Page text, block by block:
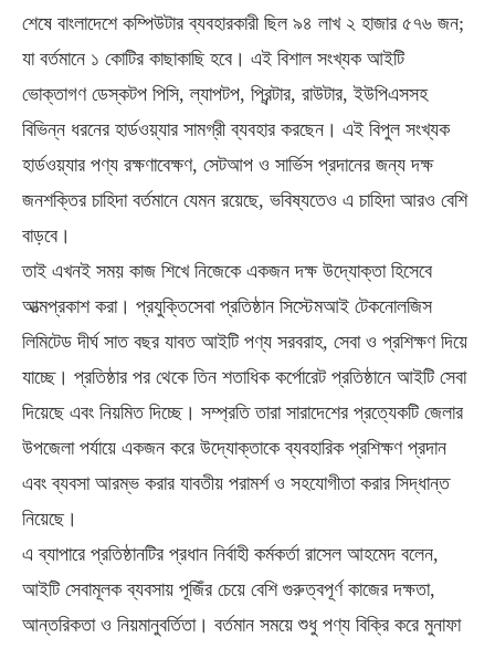
শেষে বাংলাদেশে কম্পিউটার ব্যবহারকারী ছিল ৯৪ লাখ ২ হাজার ৫৭৬ জন;
যা বর্তমানে ১ কোটির কাছাকাছি হবে। এই বিশাল স‍ংখ্যক আইটি
ভোক্তাগণ ডেস্কটপ পিসি, ল্যাপটপ, প্রিন্টার, রাউটার, ইউপিএসসহ
বিভিন্ন ধরনের হার্ডওয়্যার সামগ্রী ব্যবহার করছেন। এই বিপুল সংখ্যক
হার্ডওয়্যার পণ্য রক্ষণাবেক্ষণ, সেটআপ ও সার্ভিস প্রদানের জন্য দক্ষ
জনশক্তির চাহিদা বর্তমানে যেমন রয়েছে, ভবিষ্যতেও এ চাহিদা আরও বেশি
বাড়বে।
তাই এখনই সময় কাজ শিখে নিজেকে একজন দক্ষ উদ্যোক্তা হিসেবে
আত্মপ্রকাশ করা। প্রযুক্তিসেবা প্রতিষ্ঠান সিস্টেমআই টেকনোলজিস
লিমিটেড দীর্ঘ সাত বছর যাবত আইটি পণ্য সরবরাহ, সেবা ও প্রশিক্ষণ দিয়ে
যাচ্ছে। প্রতিষ্ঠার পর থেকে তিন শতাধিক কর্পোরেট প্রতিষ্ঠানে আইটি সেবা
দিয়েছে এবং নিয়মিত দিচ্ছে। সম্প্রতি তারা সারাদেশের প্রত্যেকটি জেলার
উপজেলা পর্যায়ে একজন করে উদ্যোক্তাকে ব্যবহারিক প্রশিক্ষণ প্রদান
এবং ব্যবসা আরম্ভ করার যাবতীয় পরামর্শ ও সহযোগীতা করার সিদ্ধান্ত
নিয়েছে।
এ ব্যাপারে প্রতিষ্ঠানটির প্রধান নির্বাহী কর্মকর্তা রাসেল আহমেদ বলেন,
আইটি সেবামূলক ব্যবসায় পূজিঁর চেয়ে বেশি গুরুত্বপূর্ণ কাজের দক্ষতা,
আন্তরিকতা ও নিয়মানুবর্তিতা। বর্তমান সময়ে শুধু পণ্য বিক্রি করে মুনাফা